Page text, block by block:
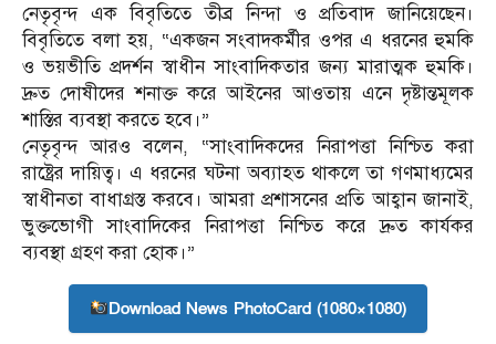
নেতৃবৃন্দ এক বিবৃতিতে তীব্র নিন্দা ও প্রতিবাদ জানিয়েছেন।
বিবৃতিতে বলা হয়, “একজন সংবাদকর্মীর ওপর এ ধরনের হুমকি
ও ভয়ভীতি প্রদর্শন স্বাধীন সাংবাদিকতার জন্য মারাত্মক হুমকি।
দ্রুত দোষীদের শনাক্ত করে আইনের আওতায় এনে দৃষ্টান্তমূলক
শাস্তির ব্যবস্থা করতে হবে।”
নেতৃবৃন্দ আরও বলেন, “সাংবাদিকদের নিরাপত্তা নিশ্চিত করা
রাষ্ট্রের দায়িত্ব। এ ধরনের ঘটনা অব্যাহত থাকলে তা গণমাধ্যমের
স্বাধীনতা বাধাগ্রস্ত করবে। আমরা প্রশাসনের প্রতি আহ্বান জানাই,
ভুক্তভোগী সাংবাদিকের নিরাপত্তা নিশ্চিত করে দ্রুত কার্যকর
ব্যবস্থা গ্রহণ করা হোক।”
Download News PhotoCard (1080×1080)